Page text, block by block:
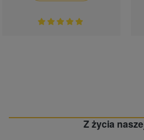
Z życia